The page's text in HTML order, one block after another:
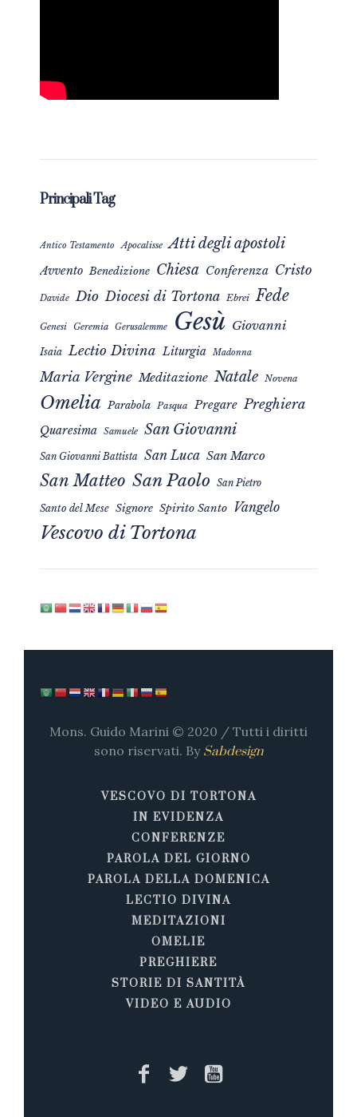
Principali Tag
Antico Testamento Apocalisse Atti degli apostoli
Avvento Benedizione Chiesa Conferenza Cristo
Davide Dio Diocesi di Tortona Ebrei Fede
Genesi Geremia Gerusalemme Gesù Giovanni
Isaia Lectio Divina Liturgia Madonna
Maria Vergine Meditazione Natale Novena
Omelia Parabola Pasqua Pregare Preghiera
Quaresima Samuele San Giovanni
San Giovanni Battista San Luca San Marco
San Matteo San Paolo San Pietro
Santo del Mese Signore Spirito Santo Vangelo
Vescovo di Tortona
Mons. Guido Marini © 2020 / Tutti i diritti
sono riservati. By Sabdesign
VESCOVO DI TORTONA
IN EVIDENZA
CONFERENZE
PAROLA DEL GIORNO
PAROLA DELLA DOMENICA
LECTIO DIVINA
MEDITAZIONI
OMELIE
PREGHIERE
STORIE DI SANTITÀ
VIDEO E AUDIO